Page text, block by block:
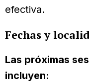
efectiva.
Fechas y
Las próximas
incluyen: